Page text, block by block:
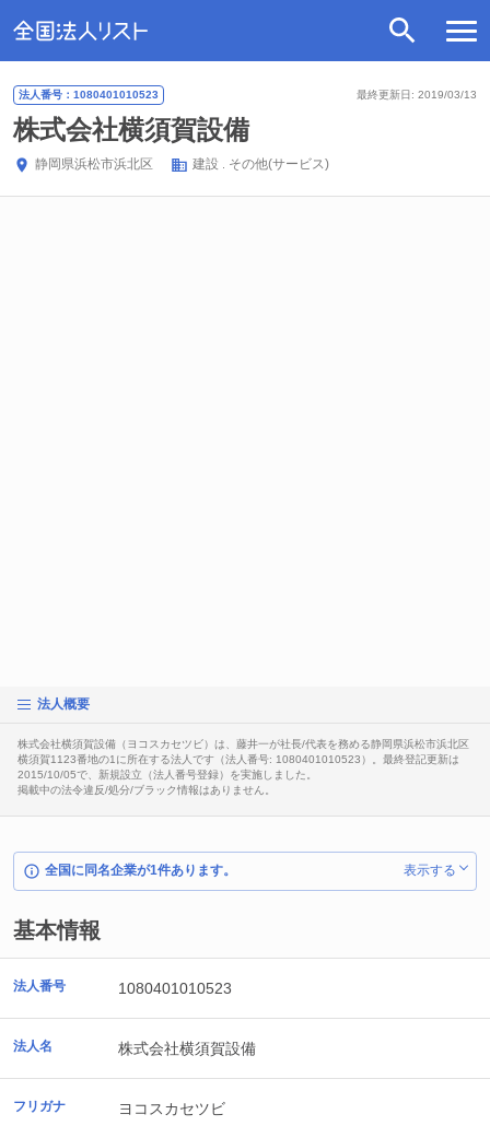
最終更新日: 2019/03/13
法人番号：1080401010523
株式会社横須賀設備
静岡県浜松市浜北区 建設 その他(サービス)
法人概要
株式会社横須賀設備（ヨコスカセツビ）は、藤井一が社長/代表を務める静岡県浜松市浜北区
横須賀1123番地の1に所在する法人です（法人番号: 1080401010523）。最終登記更新は
2015/10/05で、新規設立（法人番号登録）を実施しました。
掲載中の法令違反/処分/ブラック情報はありません。
全国に同名企業が1件あります。 表示する
基本情報
法人番号 1080401010523
法人名 株式会社横須賀設備
フリガナ ヨコスカセツビ